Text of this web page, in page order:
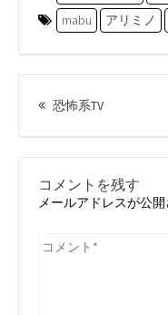
mabu アリミノ
投
ビ
ゲ
恐怖系TV前
コメントを残す
メールアドレスが公開
コ